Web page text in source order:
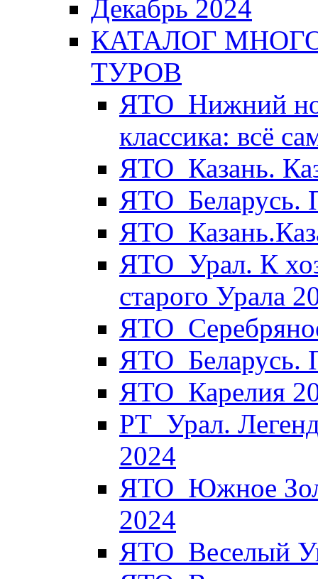
Декабрь 2024
КАТАЛОГ
ТУРОВ
ЯТО_Нижний
классика: всё
ЯТО_Казань.
ЯТО_Беларусь.
ЯТО_Урал. К
старого Урала
ЯТО_Беларусь.
ЯТО_Карелия
РТ_Урал.
2024
ЯТО_Южное
2024
ЯТО_Веселый